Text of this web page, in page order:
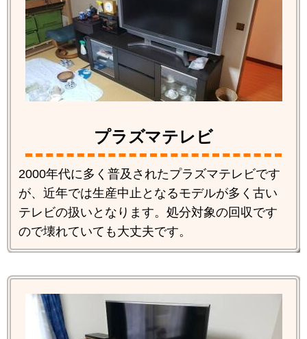
プラズマテレビ
2000年代に多く普及されたプラズマテレビです
が、近年では生産中止となるモデルが多く古い
テレビの扱いとなります。処分対象の回収です
ので壊れていても大丈夫です。